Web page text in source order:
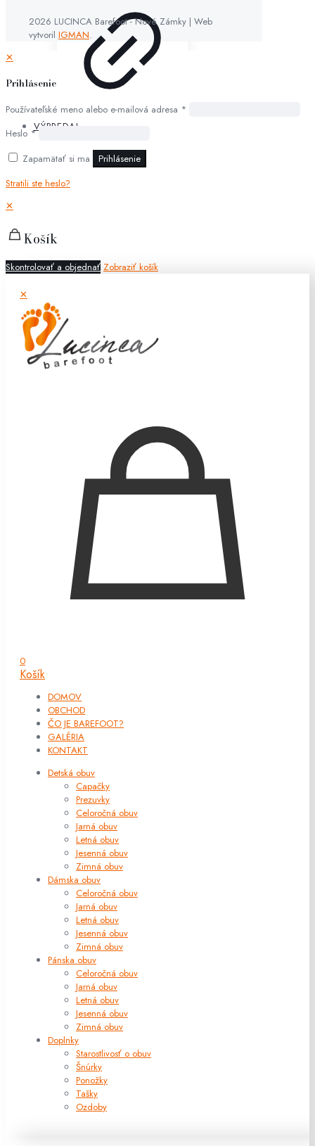
VÝPREDAJ
2026 LUCINCA Barefoot - Nové Zámky | Web
vytvoril IGMAN.
✕
Prihlásenie
Používateľské meno alebo e-mailová adresa *
Heslo *
Zapamätať si ma
Prihlásenie
Stratili ste heslo?
✕
Košík
Skontrolovať a objednať Zobraziť košík
✕
0
Košík
DOMOV
OBCHOD
ČO JE BAREFOOT?
GALÉRIA
KONTAKT
Detská obuv
Capačky
Prezuvky
Celoročná obuv
Jarná obuv
Letná obuv
Jesenná obuv
Zimná obuv
Dámska obuv
Celoročná obuv
Jarná obuv
Letná obuv
Jesenná obuv
Zimná obuv
Pánska obuv
Celoročná obuv
Jarná obuv
Letná obuv
Jesenná obuv
Zimná obuv
Doplnky
Starostlivosť o obuv
Šnúrky
Ponožky
Tašky
Ozdoby